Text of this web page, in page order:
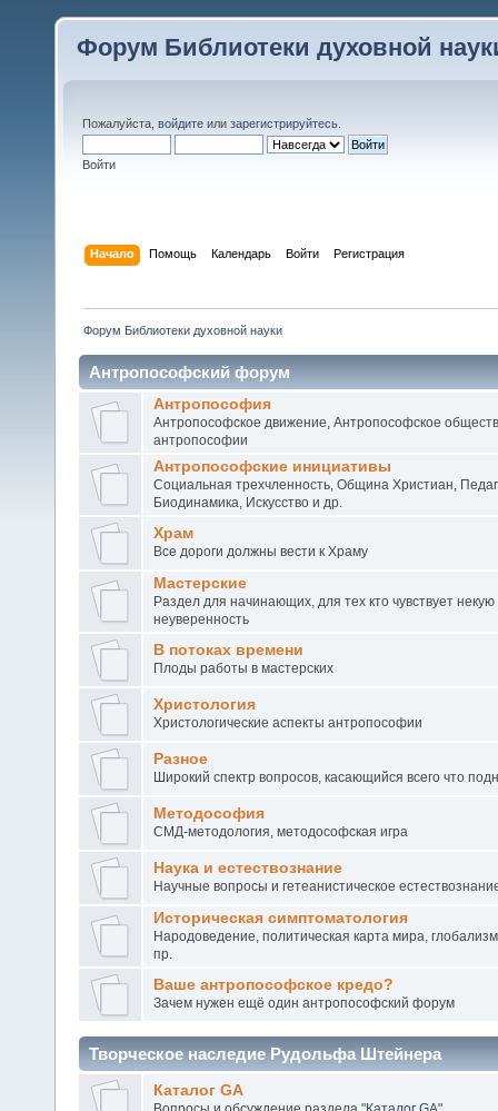
Форум Библиотеки духовной
Пожалуйста, войдите или зарегистрируйтесь
Войти
Начало Помощь Календарь Войти Регистрация
Форум Библиотеки духовной науки
Антропософский форум
Антропософия
Антропософское движение, Антропософское
антропософии
Антропософские инициативы
Социальная трехчленность, Община Христиан,
Биодинамика, Искусство и др.
Храм
Все дороги должны вести к Храму
Мастерские
Раздел для начинающих, для тех кто чувствует некую
неуверенность
В потоках времени
Плоды работы в мастерских
Христология
Христологические аспекты антропософии
Разное
Широкий спектр вопросов, касающийся всего что
Методософия
СМД-методология, методософская игра
Наука и естествознание
Научные вопросы и гетеанистическое
Историческая симптоматология
Народоведение, политическая карта мира,
пр.
Ваше антропософское кредо?
Зачем нужен ещё один антропософский форум
Творческое наследие Рудольфа Штейнера
Каталог GA